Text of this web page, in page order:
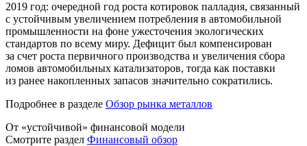
2019 год: очередной год роста котировок палладия, связанный
с устойчивым увеличением потребления в автомобильной
промышленности на фоне ужесточения экологических
стандартов по всему миру. Дефицит был компенсирован
за счет роста первичного производства и увеличения сбора
ломов автомобильных катализаторов, тогда как поставки
из ранее накопленных запасов значительно сократились.
Подробнее в разделе Обзор рынка металлов
От «устойчивой» финансовой модели
Смотрите раздел Финансовый обзор